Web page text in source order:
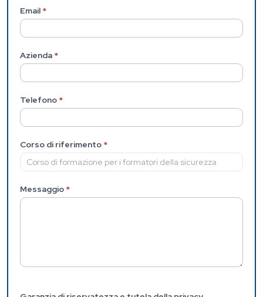
Email *
Azienda *
Telefono *
Corso di riferimento *
Messaggio *